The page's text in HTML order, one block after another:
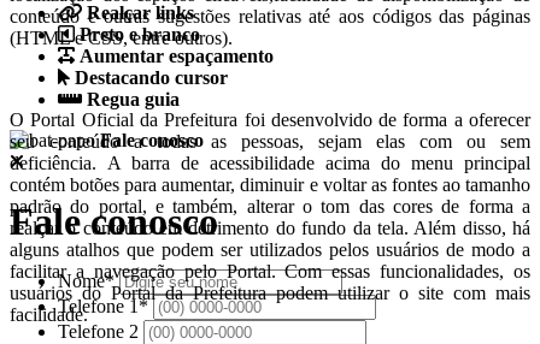
Realçar links
Preto e branco
Aumentar espaçamento
Destacando cursor
Regua guia
Fale conosco
Fale conosco
Nome*
Telefone 1*
Telefone 2
conteúdo e outras sugestões relativas até aos códigos das páginas
(HTML e CSS, entre outros).
O Portal Oficial da Prefeitura foi desenvolvido de forma a oferecer
seu conteúdo a todas as pessoas, sejam elas com ou sem
deficiência. A barra de acessibilidade acima do menu principal
contém botões para aumentar, diminuir e voltar as fontes ao tamanho
padrão do portal, e também, alterar o tom das cores de forma a
realçar o conteúdo em detrimento do fundo da tela. Além disso, há
alguns atalhos que podem ser utilizados pelos usuários de modo a
facilitar a navegação pelo Portal. Com essas funcionalidades, os
usuários do Portal da Prefeitura podem utilizar o site com mais
facilidade.